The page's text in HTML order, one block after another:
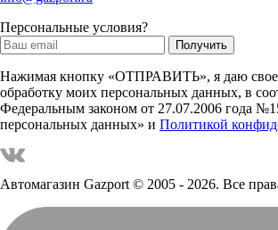
Персональные условия?
Нажимая кнопку «ОТПРАВИТЬ», я даю свое
обработку моих персональных данных, в
Федеральным законом от 27.07.2006 года
персональных данных» и Политикой
Автомагазин Gazport© 2005 - 2026. Все